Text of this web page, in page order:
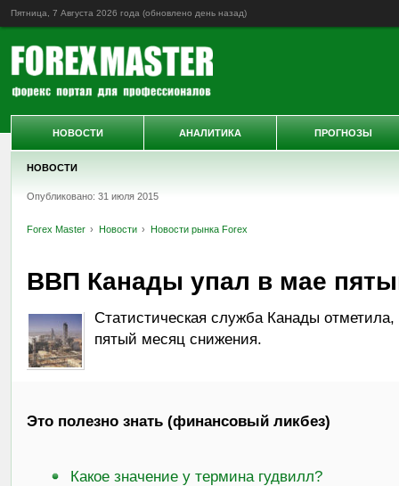
Пятница, 7 Августа 2026 года (обновлено день назад)
НОВОСТИ
Опубликовано: 31 июля 2015
Forex Master Новости Новости рынка Forex
ВВП Канады упал в мае
Статистическая служба Канады
пятый месяц снижения.
Это полезно знать (финансовый ликбез)
Какое значение у термина гудвилл?
НОВОСТИ АНАЛИТИКА ПРОГНОЗЫ